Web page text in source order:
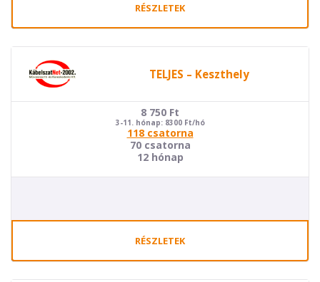
RÉSZLETEK
TELJES – Keszthely
8 750 Ft
3-11. hónap: 8300 Ft/hó
118 csatorna
70 csatorna
12 hónap
RÉSZLETEK